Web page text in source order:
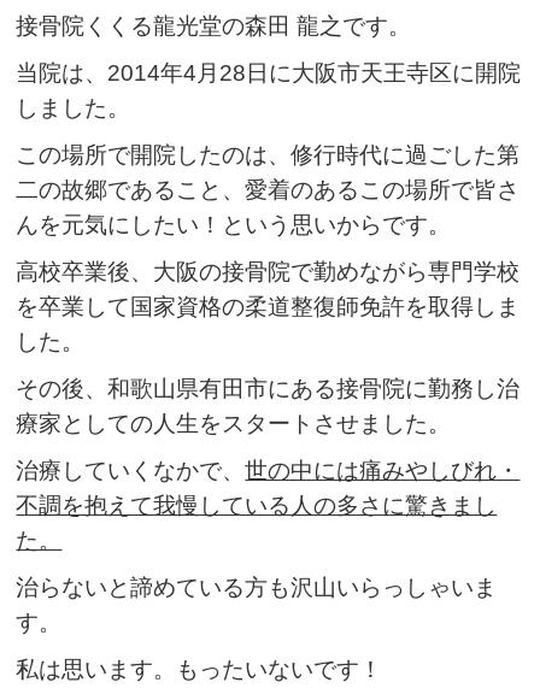
接骨院くくる龍光堂の森田 龍之です。
当院は、2014年4月28日に大阪市天王寺区に開院
しました。
この場所で開院したのは、修行時代に過ごした第
二の故郷であること、愛着のあるこの場所で皆さ
んを元気にしたい！という思いからです。
高校卒業後、大阪の接骨院で勤めながら専門学校
を卒業して国家資格の柔道整復師免許を取得しま
した。
その後、和歌山県有田市にある接骨院に勤務し治
療家としての人生をスタートさせました。
治療していくなかで、世の中には痛みやしびれ・
不調を抱えて我慢している人の多さに驚きまし
た。
治らないと諦めている方も沢山いらっしゃいま
す。
私は思います。もったいないです！